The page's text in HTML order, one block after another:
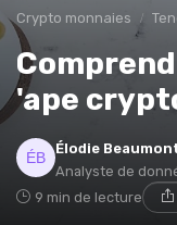
Crypto monnaies
'ape
Élodie
Analyste de
9 min de lecture